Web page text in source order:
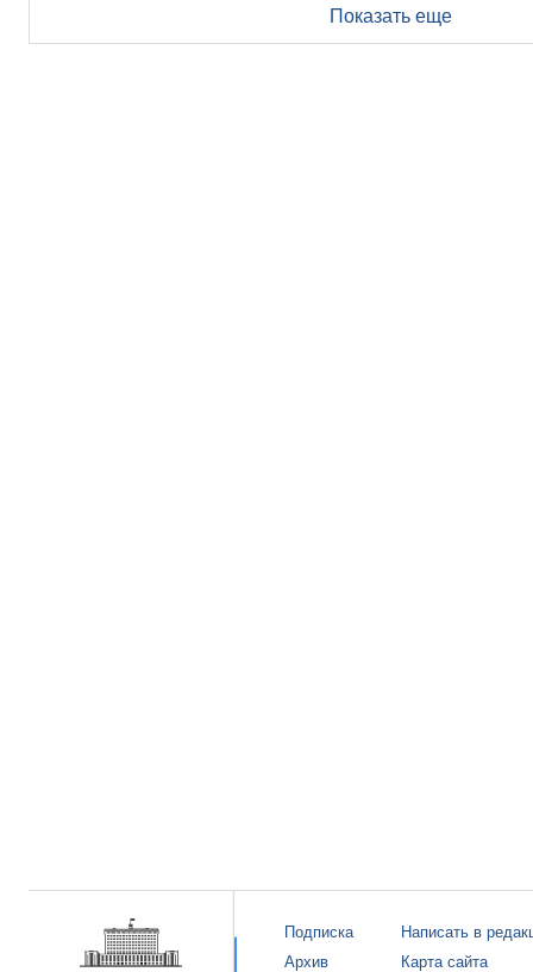
Показать еще
Подписка
Архив
Написать в
Карта сайта